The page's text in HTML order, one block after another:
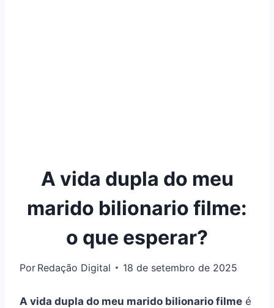
A vida dupla do meu
marido bilionario filme:
o que esperar?
Por Redação Digital 18 de setembro de 2025
A vida dupla do meu marido bilionario filme é